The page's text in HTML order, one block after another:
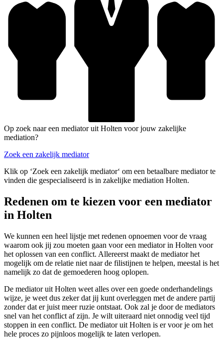
Op zoek naar een mediator uit Holten voor jouw zakelijke
mediation?
Zoek een zakelijk mediator
Klik op ‘Zoek een zakelijk mediator‘ om een betaalbare mediator te
vinden die gespecialiseerd is in zakelijke mediation Holten.
Redenen om te kiezen voor een mediator
in Holten
We kunnen een heel lijstje met redenen opnoemen voor de vraag
waarom ook jij zou moeten gaan voor een mediator in Holten voor
het oplossen van een conflict. Allereerst maakt de mediator het
mogelijk om de relatie niet naar de filistijnen te helpen, meestal is het
namelijk zo dat de gemoederen hoog oplopen.
De mediator uit Holten weet alles over een goede onderhandelings
wijze, je weet dus zeker dat jij kunt overleggen met de andere partij
zonder dat er juist meer ruzie ontstaat. Ook zal je door de mediators
snel van het conflict af zijn. Je wilt uiteraard niet onnodig veel tijd
stoppen in een conflict. De mediator uit Holten is er voor je om het
hele proces zo pijnloos mogelijk te laten verlopen.